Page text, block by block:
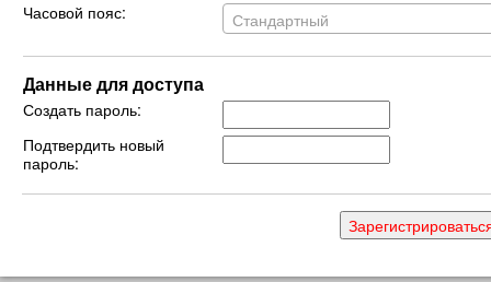
Часовой пояс: Стандартный
Данные для доступа
Создать пароль:
Подтвердить новый
пароль: